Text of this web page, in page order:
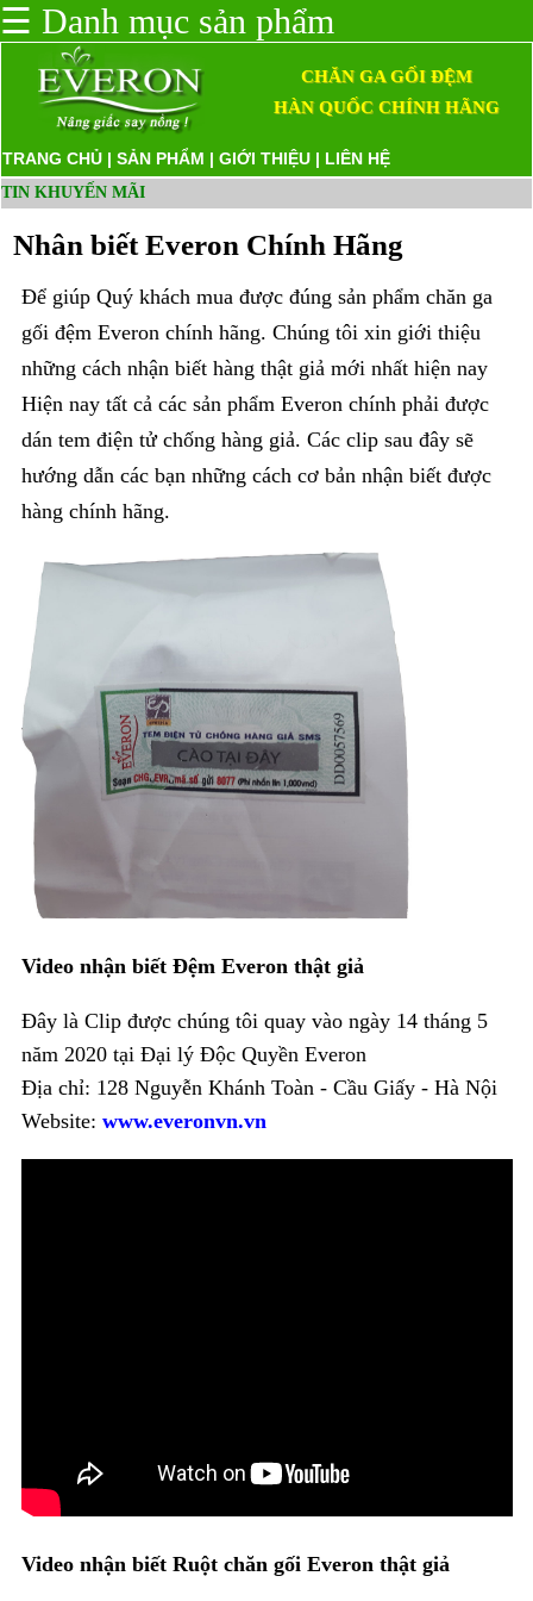
CHĂN
GA
GỐI
ĐỆM
BÔNG
ÉP
ĐỆM
LÒ
XO
RUỘT
GỐI
RUỘT
BÔNG
CAO
CẤP
ARTEMIS
HÀNG
LẺ
SẢN
☰ Danh mục sản phẩm
CHĂN GA GỐI ĐỆM
HÀN QUỐC CHÍNH HÃNG
TRANG CHỦ | SẢN PHẨM | GIỚI THIỆU | LIÊN HỆ
TIN KHUYẾN MÃI
Nhân biết Everon Chính Hãng
Để giúp Quý khách mua được đúng sản phẩm chăn ga
gối đệm Everon chính hãng. Chúng tôi xin giới thiệu
những cách nhận biết hàng thật giả mới nhất hiện nay
Hiện nay tất cả các sản phẩm Everon chính phải được
dán tem điện tử chống hàng giả. Các clip sau đây sẽ
hướng dẫn các bạn những cách cơ bản nhận biết được
hàng chính hãng.
Video nhận biết Đệm Everon thật giả
Đây là Clip được chúng tôi quay vào ngày 14 tháng 5
năm 2020 tại Đại lý Độc Quyền Everon
Địa chỉ: 128 Nguyễn Khánh Toàn - Cầu Giấy - Hà Nội
Website: www.everonvn.vn
Video nhận biết Ruột chăn gối Everon thật giả